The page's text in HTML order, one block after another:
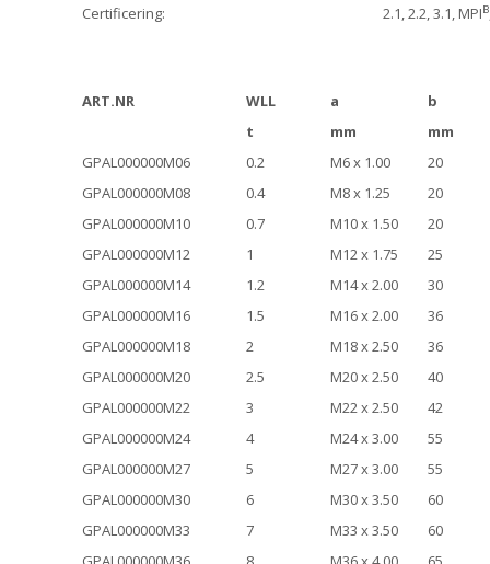
Certificering:
2.1, 2.2, 3.1, MPIB
ART.NR WLL a
b
t
mm
mm
GPAL000000M06
0.2 M6 x 1.00
20
GPAL000000M08
0.4 M8 x 1.25
20
GPAL000000M10
0.7 M10 x 1.50
20
GPAL000000M12
1 M12 x 1.75
25
GPAL000000M14
1.2 M14 x 2.00
30
GPAL000000M16
1.5 M16 x 2.00
36
GPAL000000M18
2 M18 x 2.50
36
GPAL000000M20
2.5 M20 x 2.50
40
GPAL000000M22
3 M22 x 2.50
42
GPAL000000M24
4 M24 x 3.00
55
GPAL000000M27
5 M27 x 3.00
55
GPAL000000M30
6 M30 x 3.50
60
GPAL000000M33
7 M33 x 3.50
60